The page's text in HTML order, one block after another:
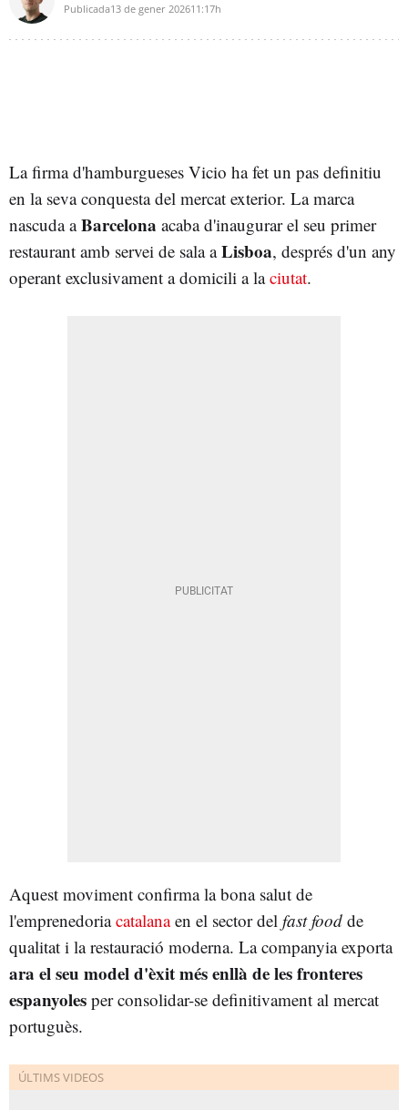
Publicada13 de gener 202611:17h
La firma d'hamburgueses Vicio ha fet un pas definitiu
en la seva conquesta del mercat exterior. La marca
nascuda aBarcelona acaba d'inaugurar el seu primer
restaurant amb servei de sala aLisboa, després d'un any
operant exclusivament a domicili a laciutat.
Aquest moviment confirma la bona salut de
l'emprenedoriacatalanaen el sector del fast food de
qualitat i la restauració moderna. La companyia exporta
ara el seu model d'èxit més enllà de les fronteres
espanyoles per consolidar-se definitivament al mercat
portuguès.